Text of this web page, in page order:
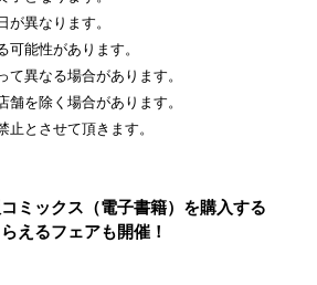
異なります。
能性があります。
異なる場合があります。
を除く場合があります。
とさせて頂きます。
ミックス（電子書籍）を購入する
えるフェアも開催！